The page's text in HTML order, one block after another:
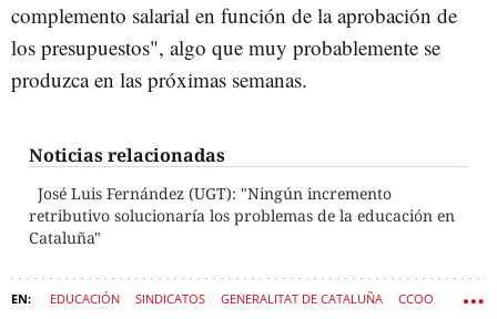
complemento salarial en función de la aprobación de
los presupuestos", algo que muy probablemente se
produzca en las próximas semanas.
Noticias relacionadas
José Luis Fernández (UGT): "Ningún incremento
retributivo solucionaría los problemas de la educación en
Cataluña"
EDUCACIÓN SINDICATOS GENERALITAT DE CATALUÑA CCOO